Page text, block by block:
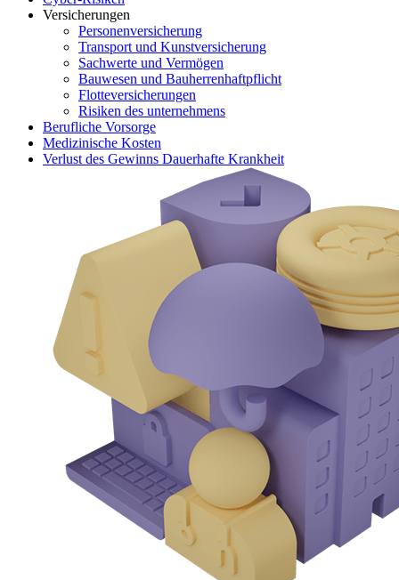
Versicherungen
Personenversicherung
Transport und Kunstversicherung
Sachwerte und Vermögen
Bauwesen und Bauherrenhaftpflicht
Flotteversicherungen
Risiken des unternehmens
Berufliche Vorsorge
Medizinische Kosten
Verlust des Gewinns Dauerhafte Krankheit